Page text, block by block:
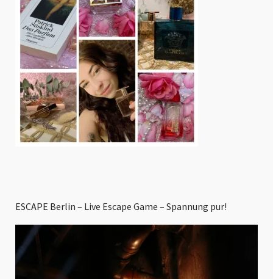
ESCAPE Berlin – Live Escape Game – Spannung pur!